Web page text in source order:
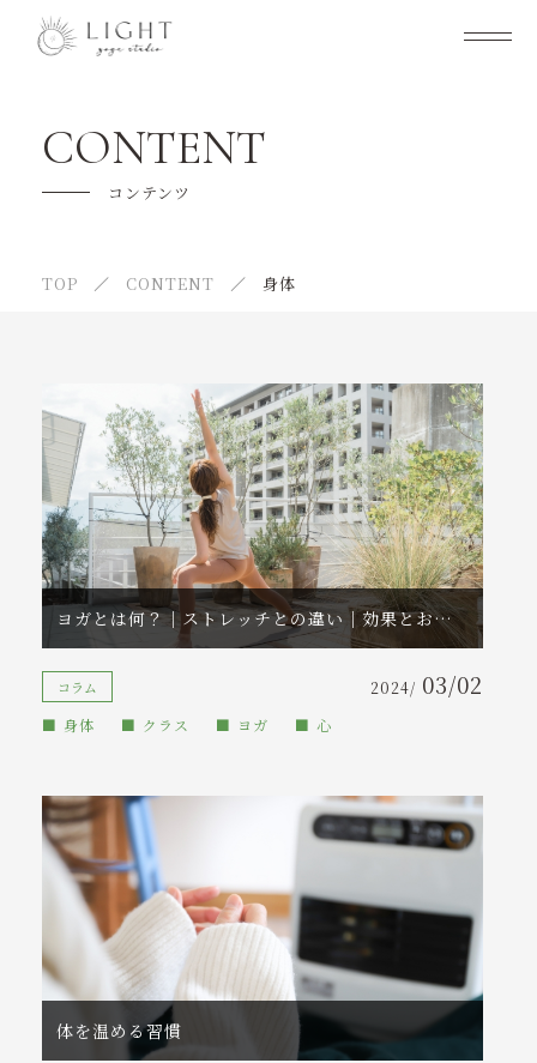
はじめての方へ
インストラクター紹介
Lightならではの魅力とは
お知らせ
コンテンツ
アクセス
ご予約・お問い合わせ
※レッスン中はお電話に出られません。
折り返しのご連絡をお待ちください。
CONTENT
コンテンツ
TOP CONTENT 身体
コラム 2024/ 03/02
身体 クラス ヨガ 心
ヨガとは何？｜ストレッチとの違い｜効果とおすすめなクラスを提案
体を温める習慣